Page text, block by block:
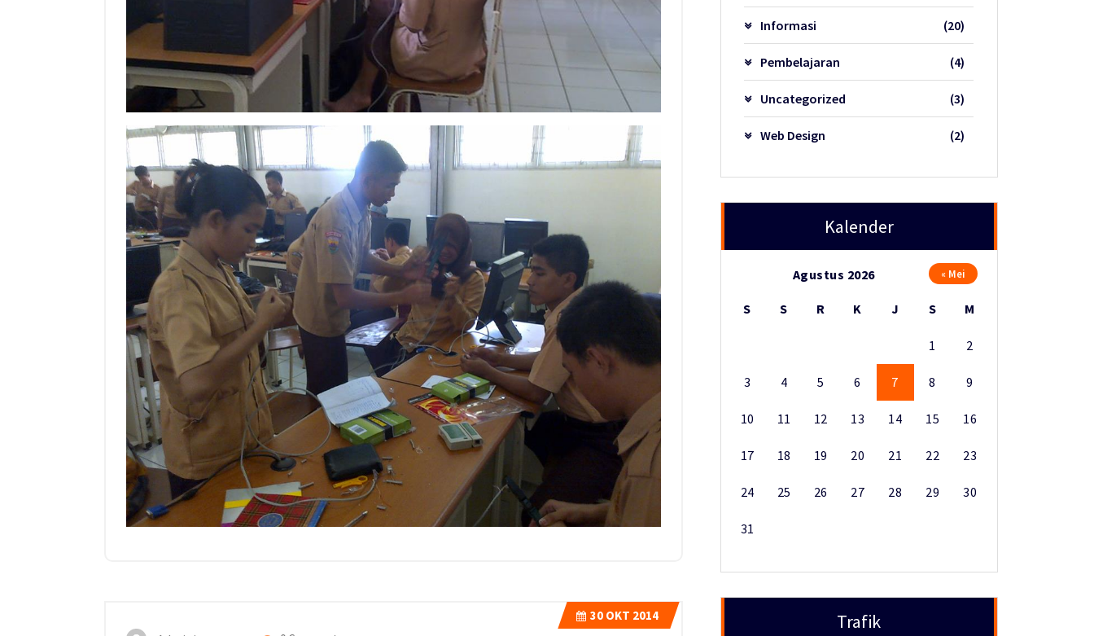
30OKT 2014
Informasi (20)
Pembelajaran (4)
Uncategorized (3)
Web Design (2)
Kalender
Agustus 2026
S S R K J S M
1 2
3 4 5 6 7 8 9
10 11 12 13 14 15 16
17 18 19 20 21 22 23
24 25 26 27 28 29 30
31
« Mei
Trafik